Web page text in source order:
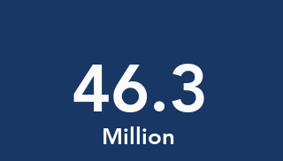
46.3
Million